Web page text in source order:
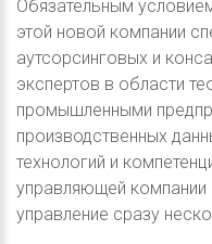
Обязательным
этой новой компании
аутсорсинговых и
экспертов в области
промышленными
производственных
технологий и
управляющей компании
управление сразу